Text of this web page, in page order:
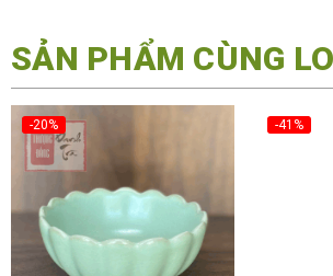
SẢN PHẨM CÙNG
-20% -41%